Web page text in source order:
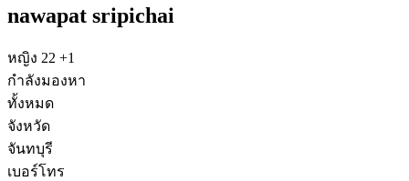
nawapat sripichai
หญิง 22 +1
กำลังมองหา
ทั้งหมด
จังหวัด
จันทบุรี
เบอร์โทร